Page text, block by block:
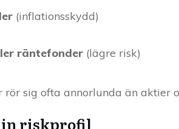
(inflationsskydd)
räntefonder (lägre risk)
rör sig ofta annorlunda än aktier
riskprofil